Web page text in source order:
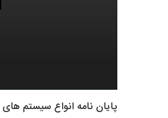
پایان نامه انواع سیستم